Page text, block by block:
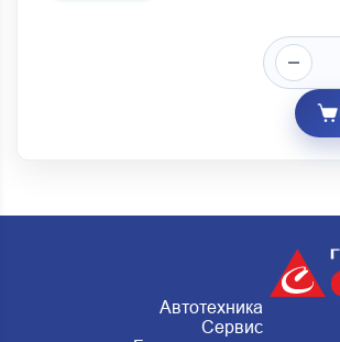
Автотехника
Сервис